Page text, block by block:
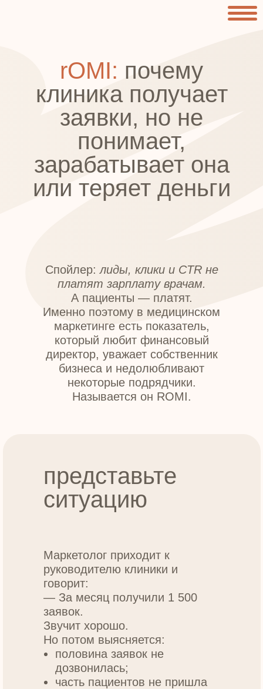
rOMI: почему
клиника получает
заявки, но не
понимает,
зарабатывает она
или теряет деньги
Спойлер:лиды, клики и CTR не
платят зарплату врачам.
А пациенты — платят.
Именно поэтому в медицинском
маркетинге есть показатель,
который любит финансовый
директор, уважает собственник
бизнеса и недолюбливают
некоторые подрядчики.
Называется он ROMI.
представьте
ситуацию
Маркетолог приходит к
руководителю клиники и
говорит:
— За месяц получили 1 500
заявок.
Звучит хорошо.
Но потом выясняется:
половина заявок не
дозвонилась;
часть пациентов не пришла